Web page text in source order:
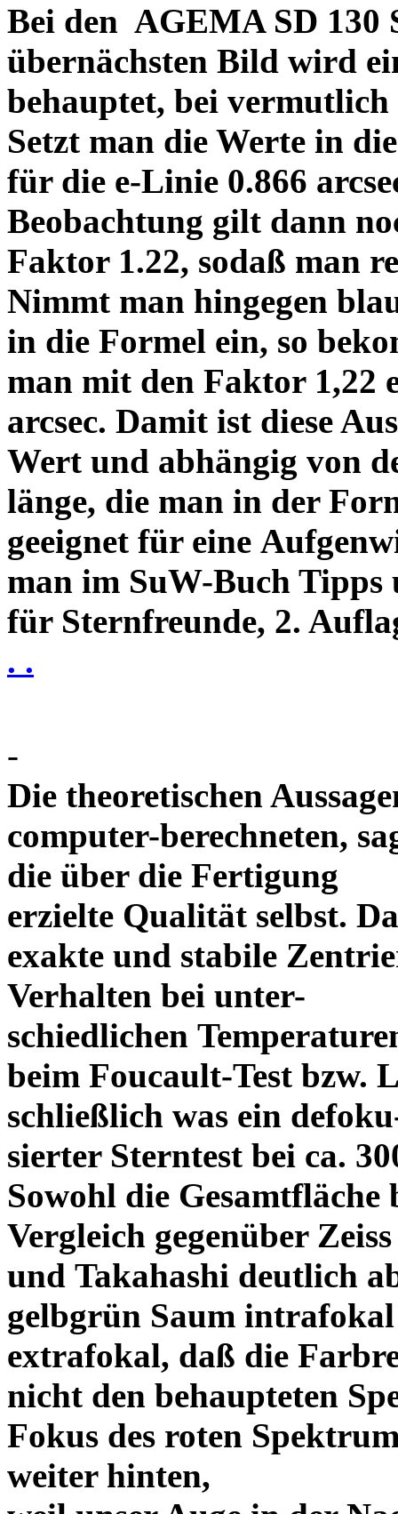
Bei den AGEMA SD 130
übernächsten Bild wird
behauptet, bei vermutlich
Setzt man die Werte in
für die e-Linie 0.866
Beobachtung gilt dann
Faktor 1.22, sodaß man
Nimmt man hingegen
in die Formel ein, so
man mit den Faktor 1,22
arcsec. Damit ist diese
Wert und abhängig von
länge, die man in der
geeignet für eine
man im SuW-Buch Tipps
für Sternfreunde, 2.
. .
-
Die theoretischen
computer-berechneten,
die über die Fertigung
erzielte Qualität selbst.
exakte und stabile
Verhalten bei unter-
schiedlichen
beim Foucault-Test bzw.
schließlich was ein
sierter Sterntest bei ca.
Sowohl die
Vergleich gegenüber Zeiss
und Takahashi deutlich
gelbgrün Saum
extrafokal, daß die
nicht den behaupteten
Fokus des roten
weiter hinten,